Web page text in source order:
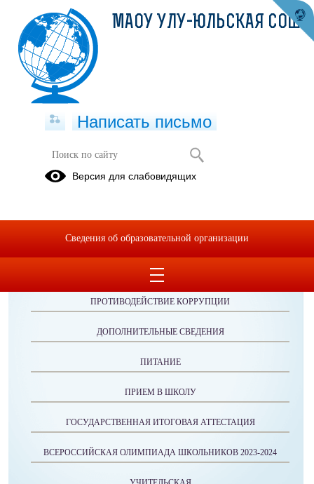
Публикации за 07.07.2025
ОБРАЩЕНИЯ ГРАЖДАН
ПРОТИВОДЕЙСТВИЕ КОРРУПЦИИ
ДОПОЛНИТЕЛЬНЫЕ СВЕДЕНИЯ
ПИТАНИЕ
ПРИЕМ В ШКОЛУ
ГОСУДАРСТВЕННАЯ ИТОГОВАЯ АТТЕСТАЦИЯ
ВСЕРОССИЙСКАЯ ОЛИМПИАДА ШКОЛЬНИКОВ 2023-2024
МАОУ УЛУ-ЮЛЬСКАЯ СОШ
Написать письмо
Версия для слабовидящих
Сведения об образовательной организации